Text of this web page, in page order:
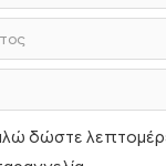
δώστε